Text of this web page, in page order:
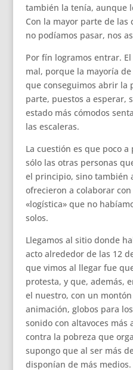
también la tenía, aunque
Con la mayor parte de
no podíamos pasar, nos
Por fín logramos entrar.
mal, porque la mayoría
que conseguimos abrir la
parte, puestos a esperar,
estado más cómodos
las escaleras.
La cuestión es que poco
sólo las otras personas
el principio, sino también
ofrecieron a colaborar
«logística» que no
solos.
Llegamos al sitio donde
acto alrededor de las 12
que vimos al llegar fue
protesta, y que, además,
el nuestro, con un
animación, globos para
sonido con altavoces más
contra la pobreza que
supongo que al ser más
disponían de más